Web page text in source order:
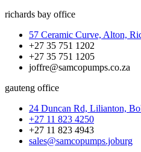
richards bay office
57 Ceramic Curve, Alton,
+27 35 751 1202
+27 35 751 1205
joffre@samcopumps.co.za
gauteng office
24 Duncan Rd, Lilianton,
+27 11 823 4250
+27 11 823 4943
sales@samcopumps.joburg